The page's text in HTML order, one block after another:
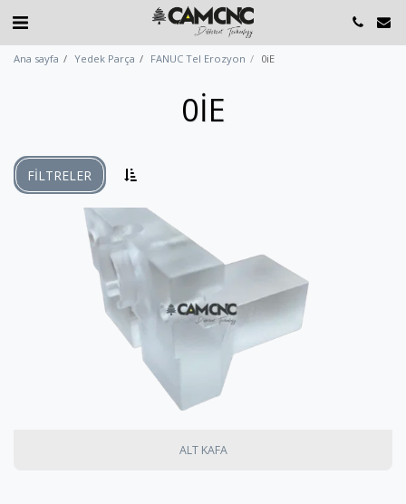
Ana sayfa Yedek Parça FANUC Tel Erozyon 0iE
0IE
FILTRELER
ALT KAFA